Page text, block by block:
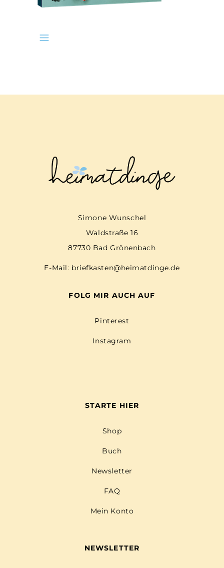
Simone Wunschel
Waldstraße 16
87730 Bad Grönenbach
E-Mail: briefkasten@heimatdinge.de
FOLG MIR AUCH AUF
Pinterest
Instagram
STARTE HIER
Shop
Buch
Newsletter
FAQ
Mein Konto
NEWSLETTER